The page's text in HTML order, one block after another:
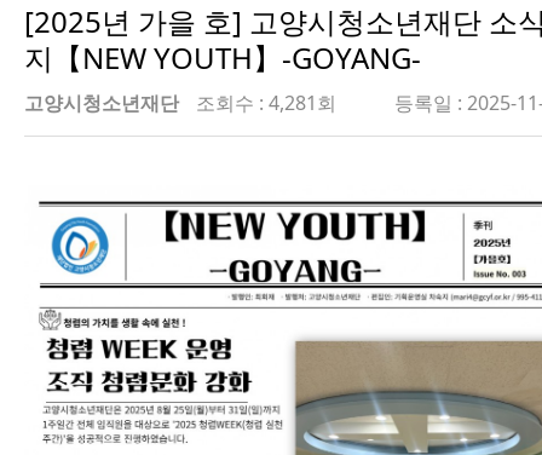
[2025년 가을 호] 고양시청소년재단 소
지【NEW YOUTH】-GOYANG-
고양시청소년재단 조회수 : 4,281회 등록일 : 2025-